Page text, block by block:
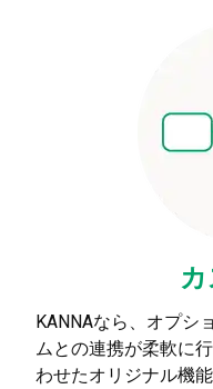
KANNAなら、オプシ
ムとの連携が柔軟に
わせたオリジナル機